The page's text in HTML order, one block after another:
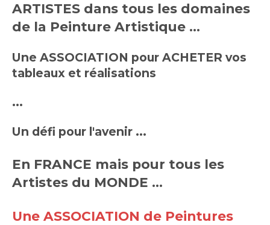
ARTISTES dans tous les domaines
de la Peinture Artistique ...
Une ASSOCIATION pour ACHETER vos
tableaux et réalisations
...
Un défi pour l'avenir ...
En FRANCE mais pour tous les
Artistes du MONDE ...
Une ASSOCIATION de Peintures